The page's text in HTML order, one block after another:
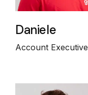
Daniele
Account Executive